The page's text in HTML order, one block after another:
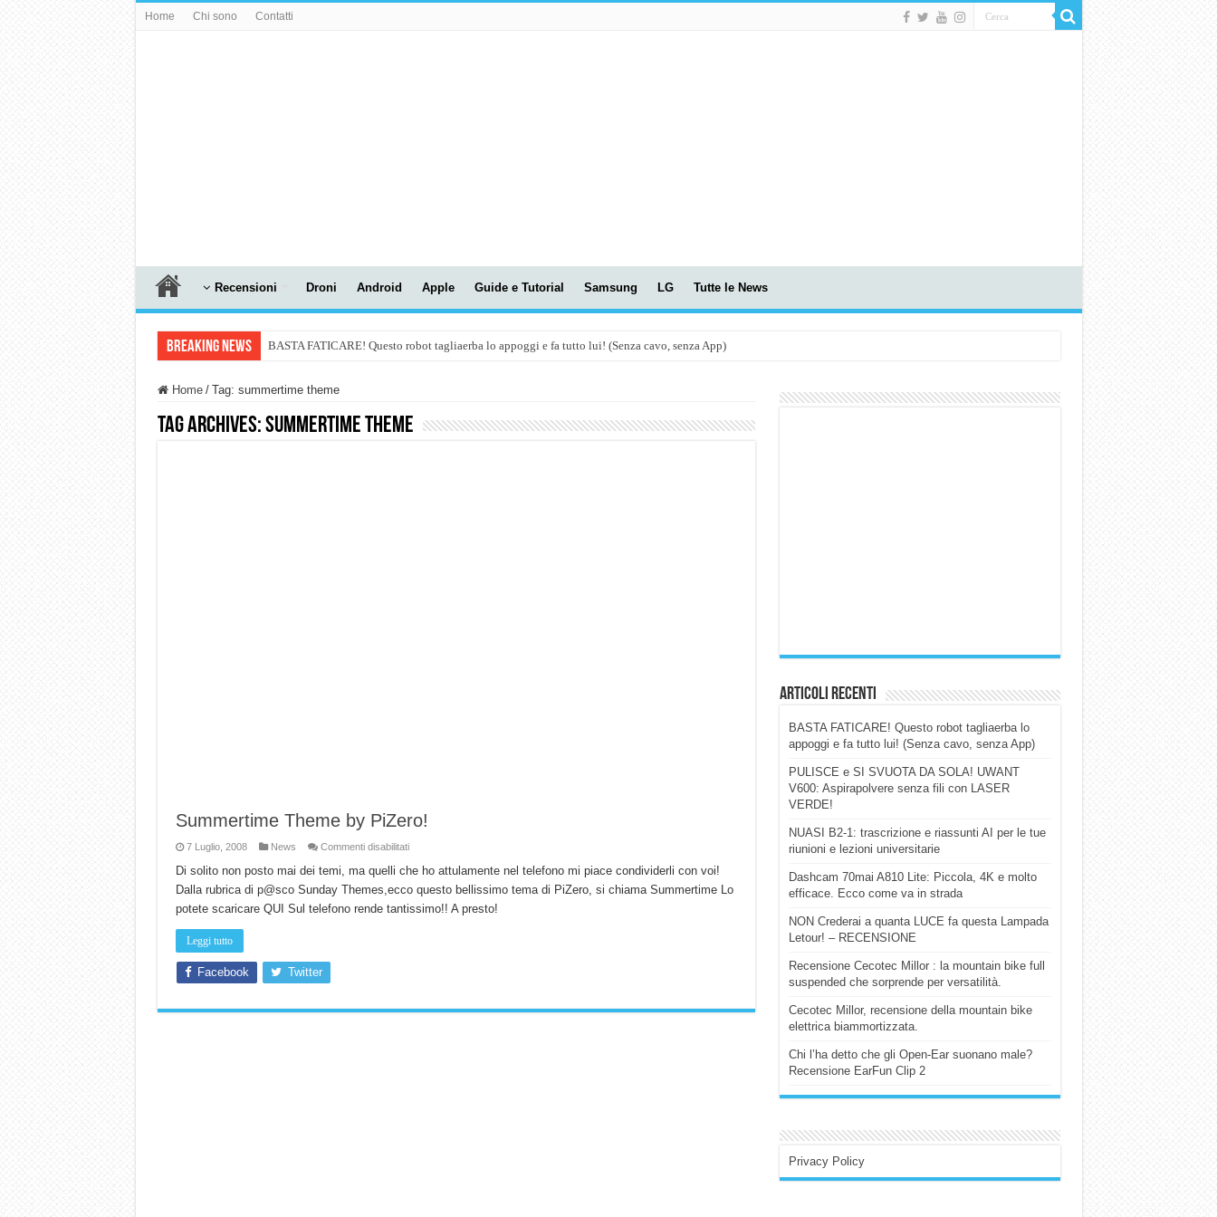
Home Chi sono Contatti
Recensioni Droni Android Apple Guide e Tutorial Samsung LG Tutte le News
Breaking News BASTA FATICARE! Questo robot tagliaerba lo appoggi e fa tutto lui! (Senza cavo, senza App)
Dashcam 70mai A810 Lite: Piccola, 4K e molto efficace. Ecco come va in strada
Home / Tag: summertime theme
Tag Archives:summertime theme
Summertime Theme by PiZero!
7 Luglio, 2008 News Commenti disabilitatisu
Theme
by
PiZero!
Di solito non posto mai dei temi, ma quelli che ho attulamente nel telefono mi piace condividerli con voi!
Dalla rubrica di p@sco Sunday Themes,ecco questo bellissimo tema di PiZero, si chiama Summertime Lo
potete scaricare QUI Sul telefono rende tantissimo!! A presto!
Leggi tutto
Facebook Twitter
Articoli Recenti
BASTA FATICARE! Questo robot tagliaerba lo
appoggi e fa tutto lui! (Senza cavo, senza App)
PULISCE e SI SVUOTA DA SOLA! UWANT
V600: Aspirapolvere senza fili con LASER
VERDE!
NUASI B2-1: trascrizione e riassunti AI per le tue
riunioni e lezioni universitarie
Dashcam 70mai A810 Lite: Piccola, 4K e molto
efficace. Ecco come va in strada
NON Crederai a quanta LUCE fa questa Lampada
Letour! – RECENSIONE
Recensione Cecotec Millor : la mountain bike full
suspended che sorprende per versatilità.
Cecotec Millor, recensione della mountain bike
elettrica biammortizzata.
Chi l’ha detto che gli Open-Ear suonano male?
Recensione EarFun Clip 2
Privacy Policy